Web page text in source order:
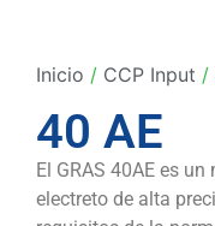
Inicio / CCP Input /
40 AE
El GRAS 40AE es
electreto de alta